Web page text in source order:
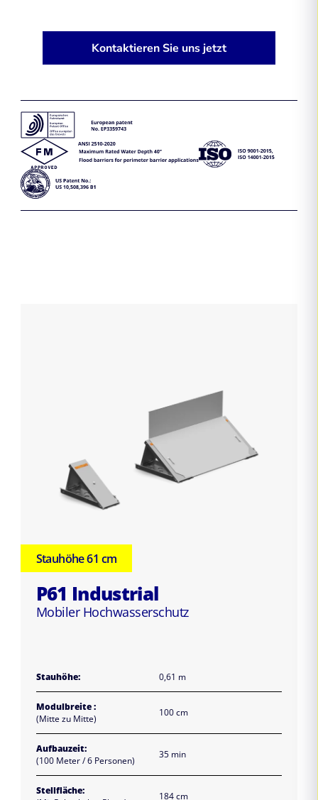
Kontaktieren Sie uns jetzt
Stauhöhe 61 cm
P61 Industrial
Mobiler Hochwasserschutz
Stauhöhe: 0,61 m
Modulbreite :
(Mitte zu Mitte)
100 cm
Aufbauzeit:
(100 Meter / 6 Personen)
35 min
Stellfläche:
184 cm